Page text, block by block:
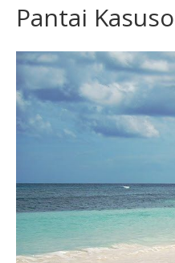
Pantai Kasuso